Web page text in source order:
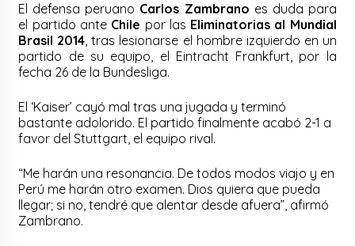
El defensa peruano Carlos Zambrano es duda para
el partido ante Chile por las Eliminatorias al Mundial
Brasil 2014, tras lesionarse el hombre izquierdo en un
partido de su equipo, el Eintracht Frankfurt, por la
fecha 26 de la Bundesliga.
El ‘Kaiser’ cayó mal tras una jugada y terminó
bastante adolorido. El partido finalmente acabó 2-1 a
favor del Stuttgart, el equipo rival.
“Me harán una resonancia. De todos modos viajo y en
Perú me harán otro examen. Dios quiera que pueda
llegar; si no, tendré que alentar desde afuera”, afirmó
Zambrano.